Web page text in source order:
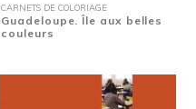
CARNETS DE COLORIAGE
Guadeloupe. Île aux belles
couleurs